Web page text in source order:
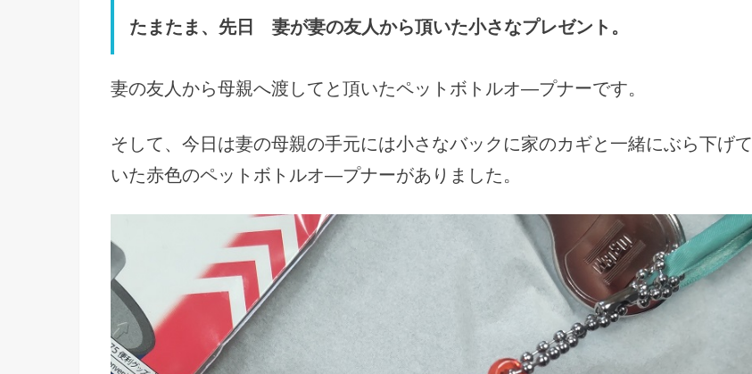
たまたま、先日 妻が妻の友人から頂いた小さなプレゼント。
妻の友人から母親へ渡してと頂いたペットボトルオ―プナーです。
そして、今日は妻の母親の手元には小さなバックに家のカギと一緒にぶら下げて
いた赤色のペットボトルオ―プナーがありました。